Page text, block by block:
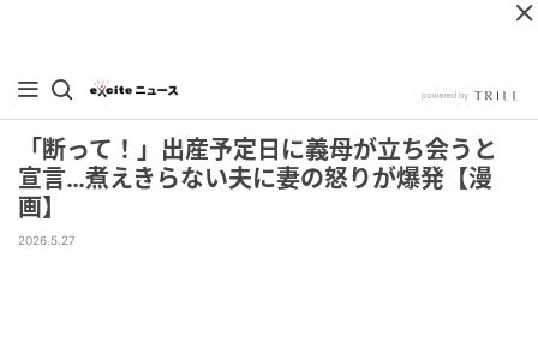
「断って！」出産予定日に義母が立ち会うと
宣言…煮えきらない夫に妻の怒りが爆発【漫
画】
2026.5.27